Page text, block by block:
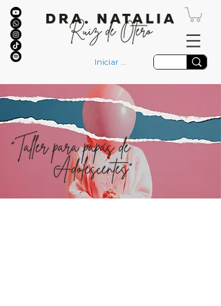
Iniciar sesión